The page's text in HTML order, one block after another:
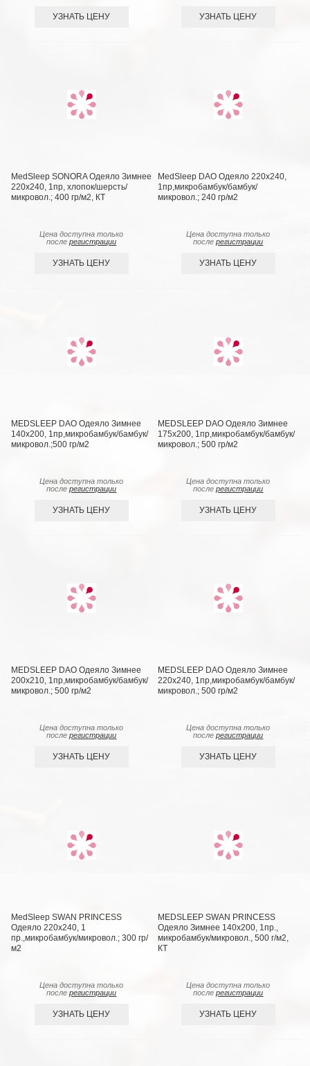
УЗНАТЬ ЦЕНУ УЗНАТЬ ЦЕНУ
MedSleep SONORA Одеяло Зимнее
220х240, 1пр, хлопок/шерсть/
микровол.; 400 гр/м2, КТ
Цена доступна только
послерегистрации
УЗНАТЬ ЦЕНУ
MedSleep DAO Одеяло 220х240,
1пр,микробамбук/бамбук/
микровол.; 240 гр/м2
Цена доступна только
послерегистрации
УЗНАТЬ ЦЕНУ
MEDSLEEP DAO Одеяло Зимнее
140х200, 1пр,микробамбук/бамбук/
микровол.;500 гр/м2
Цена доступна только
послерегистрации
УЗНАТЬ ЦЕНУ
MEDSLEEP DAO Одеяло Зимнее
175х200, 1пр,микробамбук/бамбук/
микровол.; 500 гр/м2
Цена доступна только
послерегистрации
УЗНАТЬ ЦЕНУ
MEDSLEEP DAO Одеяло Зимнее
200х210, 1пр,микробамбук/бамбук/
микровол.; 500 гр/м2
Цена доступна только
послерегистрации
УЗНАТЬ ЦЕНУ
MEDSLEEP DAO Одеяло Зимнее
220х240, 1пр,микробамбук/бамбук/
микровол.; 500 гр/м2
Цена доступна только
послерегистрации
УЗНАТЬ ЦЕНУ
MedSleep SWAN PRINCESS
Одеяло 220х240, 1
пр.,микробамбук/микровол.; 300 гр/
м2
Цена доступна только
послерегистрации
УЗНАТЬ ЦЕНУ
MEDSLEEP SWAN PRINCESS
Одеяло Зимнее 140х200, 1пр.,
микробамбук/микровол., 500 г/м2,
КТ
Цена доступна только
послерегистрации
УЗНАТЬ ЦЕНУ